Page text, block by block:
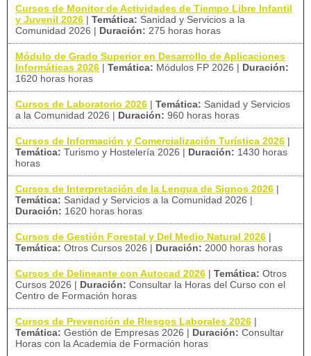
Cursos de Monitor de Actividades de Tiempo Libre Infantil
y Juvenil 2026 | Temática: Sanidad y Servicios a la
Comunidad 2026 | Duración: 275 horas horas
Módulo de Grado Superior en Desarrollo de Aplicaciones
Informáticas 2026 | Temática: Módulos FP 2026 | Duración:
1620 horas horas
Cursos de Laboratorio 2026 | Temática: Sanidad y Servicios
a la Comunidad 2026 | Duración: 960 horas horas
Cursos de Información y Comercialización Turística 2026 |
Temática: Turismo y Hostelería 2026 | Duración: 1430 horas
horas
Cursos de Interpretación de la Lengua de Signos 2026 |
Temática: Sanidad y Servicios a la Comunidad 2026 |
Duración: 1620 horas horas
Cursos de Gestión Forestal y Del Medio Natural 2026 |
Temática: Otros Cursos 2026 | Duración: 2000 horas horas
Cursos de Delineante con Autocad 2026 | Temática: Otros
Cursos 2026 | Duración: Consultar la Horas del Curso con el
Centro de Formación horas
Cursos de Prevención de Riesgos Laborales 2026 |
Temática: Gestión de Empresas 2026 | Duración: Consultar
Horas con la Academia de Formación horas